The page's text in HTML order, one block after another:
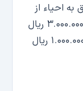
به احیاء از
نظر ساختمانی تا مساحت ۱۰۰۰ مترمربع ۳.۰۰۰.۰۰۰ ریال
و برای هر یک هزار مترمربع مـازاد، مبلـغ ۱.۰۰۰.۰۰۰ ریال